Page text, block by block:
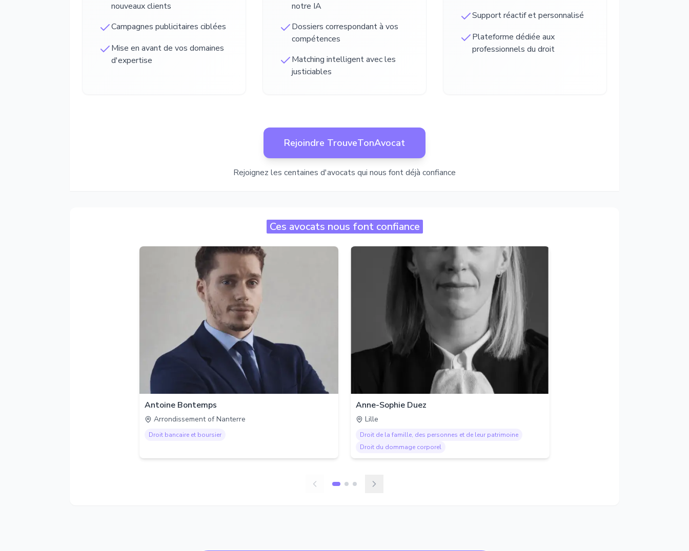
nouveaux clients
Campagnes publicitaires ciblées
Mise en avant de vos domaines
d'expertise
notre IA
Dossiers correspondant à vos
compétences
Matching intelligent avec les
justiciables
Support réactif et personnalisé
Plateforme dédiée aux
professionnels du droit
Rejoindre TrouveTonAvocat
Rejoignez les centaines d'avocats qui nous font déjà confiance
Ces avocats nous font confiance
Antoine Bontemps
Arrondissement of Nanterre
Droit bancaire et boursier
Anne-Sophie Duez
Lille
Droit de la famille, des personnes et de leur patrimoine
Droit du dommage corporel